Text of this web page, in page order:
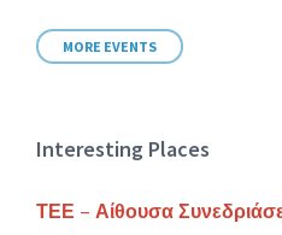
MORE EVENTS
Interesting Places
ΤΕΕ – Αίθουσα